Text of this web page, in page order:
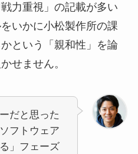
力重視」の記載が多い
いかに小松製作所の課
という「親和性」を論
せません。
だと思った
フトウェア
」フェーズ